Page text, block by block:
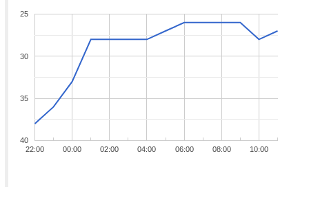
22:00 00:00 02:00 04:00 06:00 08:00 10:00
25
30
35
40